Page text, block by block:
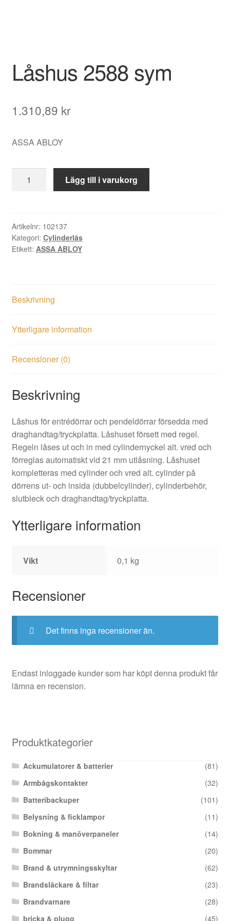
Låshus 2588 sym
1.310,89 kr
ASSA ABLOY
2588
Lägg till i varukorg
Artikelnr: 102137
Kategori: Cylinderlås
Etikett: ASSA ABLOY
Beskrivning
Ytterligare information
Recensioner (0)
Beskrivning
Låshus för entrédörrar och pendeldörrar försedda med
draghandtag/tryckplatta. Låshuset försett med regel.
Regeln låses ut och in med cylindernyckel alt. vred och
förreglas automatiskt vid 21 mm utlåsning. Låshuset
kompletteras med cylinder och vred alt. cylinder på
dörrens ut- och insida (dubbelcylinder), cylinderbehör,
slutbleck och draghandtag/tryckplatta.
Ytterligare information
Vikt 0,1 kg
Recensioner
Det finns inga recensioner än.
Endast inloggade kunder som har köpt denna produkt får
lämna en recension.
Produktkategorier
Ackumulatorer & batterier
(81)
Armbågskontakter
(32)
Batteribackuper
(101)
Belysning & ficklampor
(11)
Bokning & manöverpaneler
(14)
Bommar
(20)
Brand & utrymningsskyltar
(62)
Brandsläckare & filtar
(23)
Brandvarnare
(28)
bricka & plugg
(45)